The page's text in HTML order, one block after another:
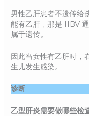
男性乙肝患者不遗传给
能有乙肝，那是 HBV
属于遗传。
因此当女性有乙肝时，
生儿发生感染。
诊断
乙型肝炎需要做哪些检